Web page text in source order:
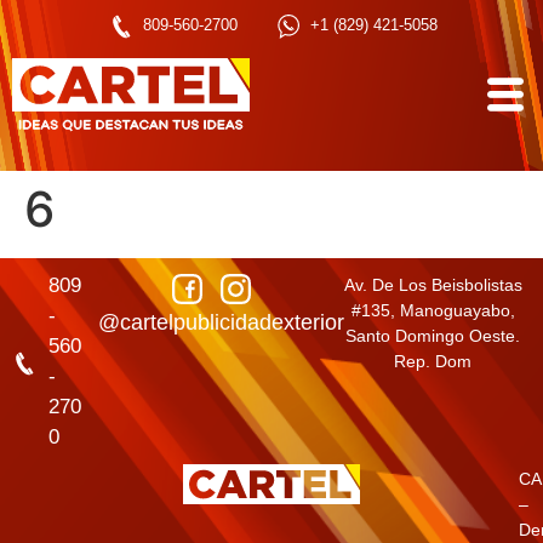
809-560-2700 +1 (829) 421-5058
6
809
-
560
-
270
0
@cartelpublicidadexterior
Av. De Los Beisbolistas
#135, Manoguayabo,
Santo Domingo Oeste.
Rep. Dom
–